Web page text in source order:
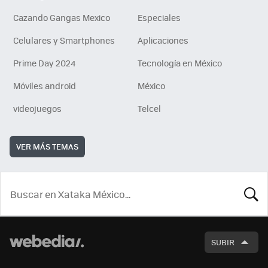
Cazando Gangas Mexico
Especiales
Celulares y Smartphones
Aplicaciones
Prime Day 2024
Tecnología en México
Móviles android
México
videojuegos
Telcel
VER MÁS TEMAS
SUBIR